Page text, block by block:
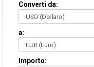
Converti da:
a:
Importo: